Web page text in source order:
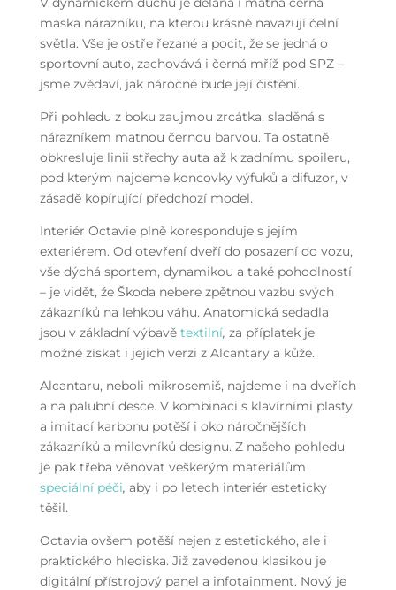
maska nárazníku, na kterou krásně navazují čelní
světla. Vše je ostře řezané a pocit, že se jedná o
sportovní auto, zachovává i černá mříž pod SPZ –
jsme zvědaví, jak náročné bude její čištění.
Při pohledu z boku zaujmou zrcátka, sladěná s
nárazníkem matnou černou barvou. Ta ostatně
obkresluje linii střechy auta až k zadnímu spoileru,
pod kterým najdeme koncovky výfuků a difuzor, v
zásadě kopírující předchozí model.
Interiér Octavie plně koresponduje s jejím
exteriérem. Od otevření dveří do posazení do vozu,
vše dýchá sportem, dynamikou a také pohodlností
– je vidět, že Škoda nebere zpětnou vazbu svých
zákazníků na lehkou váhu. Anatomická sedadla
jsou v základní výbavě textilní, za příplatek je
možné získat i jejich verzi z Alcantary a kůže.
Alcantaru, neboli mikrosemiš, najdeme i na dveřích
a na palubní desce. V kombinaci s klavírními plasty
a imitací karbonu potěší i oko náročnějších
zákazníků a milovníků designu. Z našeho pohledu
je pak třeba věnovat veškerým materiálům
speciální péči, aby i po letech interiér esteticky
těšil.
Octavia ovšem potěší nejen z estetického, ale i
praktického hlediska. Již zavedenou klasikou je
digitální přístrojový panel a infotainment. Nový je